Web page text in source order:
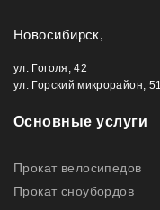
Новосибирск,
ул. Гоголя, 42
ул. Горский микрорайон, 51
Основные услуги
Прокат велосипедов
Прокат сноубордов